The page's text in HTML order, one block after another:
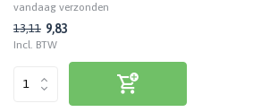
vandaag verzonden
13,11 9,83
Incl. BTW